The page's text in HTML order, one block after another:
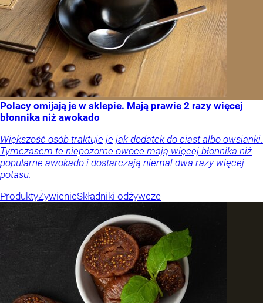
Polacy omijają je w sklepie. Mają prawie 2 razy więcej
błonnika niż awokado
Większość osób traktuje je jak dodatek do ciast albo owsianki.
Tymczasem te niepozorne owoce mają więcej błonnika niż
popularne awokado i dostarczają niemal dwa razy więcej
potasu.
ProduktyŻywienieSkładniki odżywcze